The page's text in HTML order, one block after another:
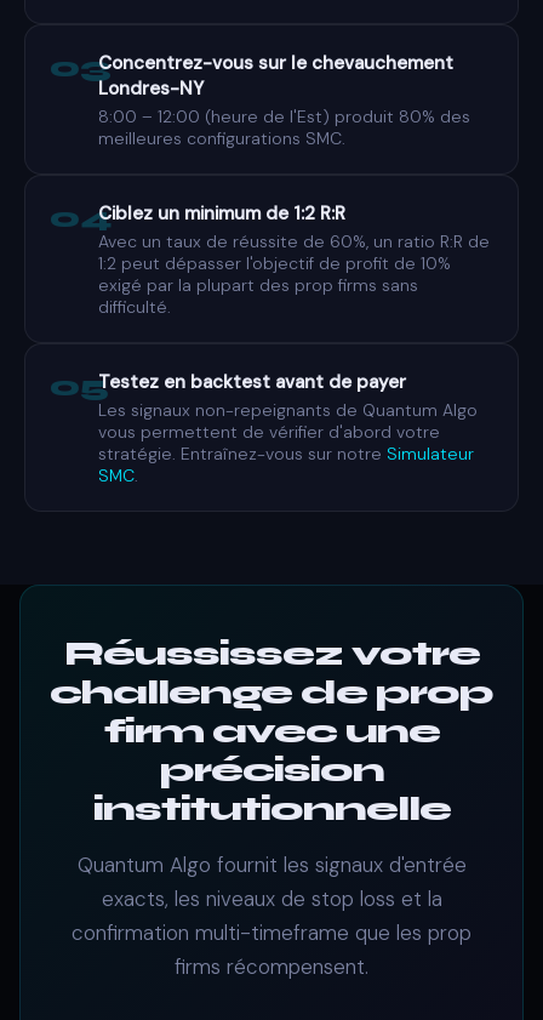
03Concentrez-vous sur le chevauchement
Londres-NY
8:00 – 12:00 (heure de l'Est) produit 80% des
meilleures configurations SMC.
04Ciblez un minimum de 1:2 R:R
Avec un taux de réussite de 60%, un ratio R:R de
1:2 peut dépasser l'objectif de profit de 10%
exigé par la plupart des prop firms sans
difficulté.
05Testez en backtest avant de payer
Les signaux non-repeignants de Quantum Algo
vous permettent de vérifier d'abord votre
stratégie. Entraînez-vous sur notre Simulateur
SMC.
Réussissez votre
challenge de prop
firm avec une
précision
institutionnelle
Quantum Algo fournit les signaux d'entrée
exacts, les niveaux de stop loss et la
confirmation multi-timeframe que les prop
firms récompensent.